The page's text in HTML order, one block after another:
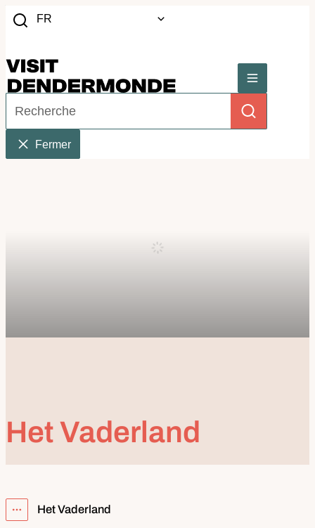
Au contenu
Recherche
FR
Website
Menu
Recherche
Fermer
Het Vaderland
Afficher tous les éléments du fil d'Ariane
Het Vaderland